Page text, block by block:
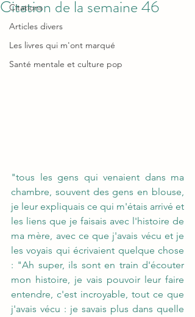
Citations
Articles divers
Les livres qui m'ont marqué
Santé mentale et culture pop
Citation de la semaine 46
"tous les gens qui venaient dans ma
chambre, souvent des gens en blouse,
je leur expliquais ce qui m'étais arrivé et
les liens que je faisais avec l'histoire de
ma mère, avec ce que j'avais vécu et je
les voyais qui écrivaient quelque chose
: "Ah super, ils sont en train d'écouter
mon histoire, je vais pouvoir leur faire
entendre, c'est incroyable, tout ce que
j'avais vécu : je savais plus dans quelle